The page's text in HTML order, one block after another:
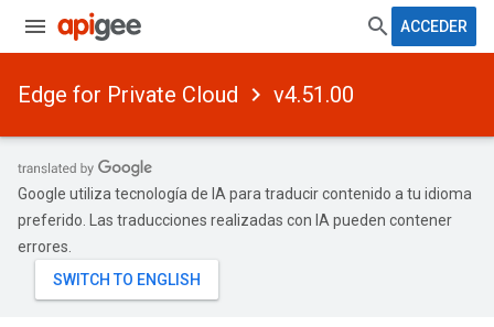
ACCEDER
Edge for Private Cloud v4.51.00
Google utiliza tecnología de IA para traducir contenido a tu idioma
preferido. Las traducciones realizadas con IA pueden contener
errores.